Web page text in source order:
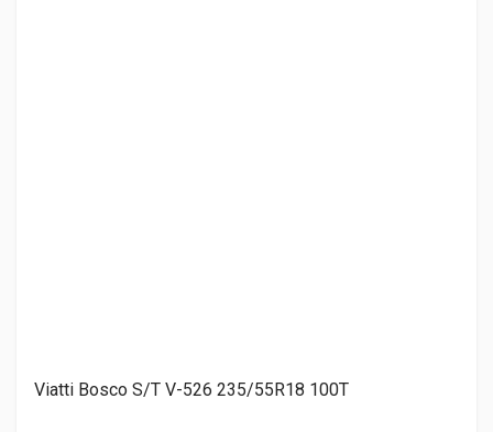
Delmax ULTIMA ICE 235/55R18 104T
Viatti Bosco S/T V-526 235/55R18 100T